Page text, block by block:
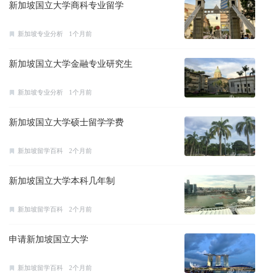
新加坡国立大学商科专业留学
新加坡专业分析 1个月前
新加坡国立大学金融专业研究生
新加坡专业分析 1个月前
新加坡国立大学硕士留学学费
新加坡留学百科 2个月前
新加坡国立大学本科几年制
新加坡留学百科 2个月前
申请新加坡国立大学
新加坡留学百科 2个月前